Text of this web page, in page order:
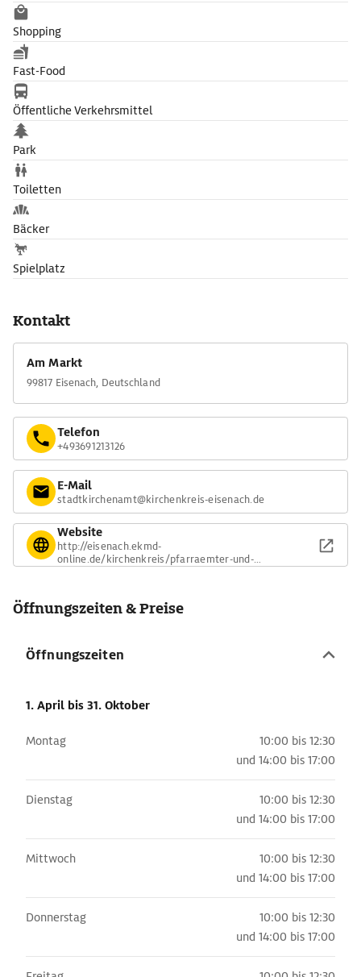
Shopping
Fast-Food
Öffentliche Verkehrsmittel
Park
Toiletten
Bäcker
Spielplatz
Kontakt
Am Markt
99817 Eisenach, Deutschland
Telefon
+493691213126
E-Mail
stadtkirchenamt@kirchenkreis-eisenach.de
Website
http://eisenach.ekmd-
online.de/kirchenkreis/pfarraemter-und-
Öffnungszeiten & Preise
Öffnungszeiten
1. April bis 31. Oktober
Montag
10:00 bis 12:30
und 14:00 bis 17:00
Dienstag
10:00 bis 12:30
und 14:00 bis 17:00
Mittwoch
10:00 bis 12:30
und 14:00 bis 17:00
Donnerstag
10:00 bis 12:30
und 14:00 bis 17:00